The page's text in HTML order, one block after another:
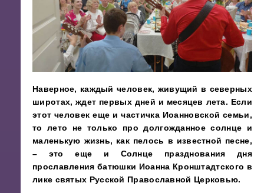
Наверное, каждый человек, живущий в северных
широтах, ждет первых дней и месяцев лета. Если
этот человек еще и частичка Иоанновской семьи,
то лето не только про долгожданное солнце и
маленькую жизнь, как пелось в известной песне,
– это еще и Солнце празднования дня
прославления батюшки Иоанна Кронштадтского в
лике святых Русской Православной Церковью.